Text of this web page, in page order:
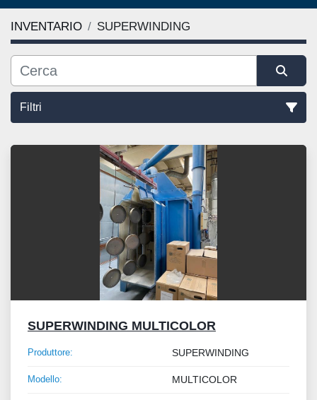
INVENTARIO SUPERWINDING
Filtri
Tutte le categorie
Ordina per
SUPERWINDING MULTICOLOR
Produttore: SUPERWINDING
Modello: MULTICOLOR